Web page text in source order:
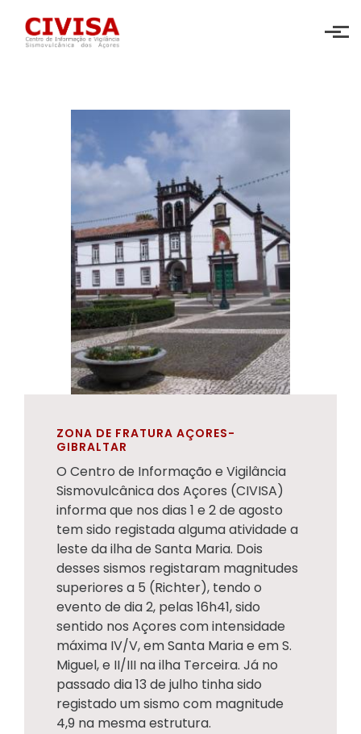
Skip to main content
ZONA DE FRATURA AÇORES-
GIBRALTAR
O Centro de Informação e Vigilância
Sismovulcânica dos Açores (CIVISA)
informa que nos dias 1 e 2 de agosto
tem sido registada alguma atividade a
leste da ilha de Santa Maria. Dois
desses sismos registaram magnitudes
superiores a 5 (Richter), tendo o
evento de dia 2, pelas 16h41, sido
sentido nos Açores com intensidade
máxima IV/V, em Santa Maria e em S.
Miguel, e II/III na ilha Terceira. Já no
passado dia 13 de julho tinha sido
registado um sismo com magnitude
4,9 na mesma estrutura.